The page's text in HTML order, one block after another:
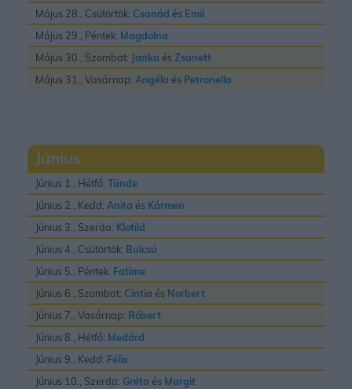
Május 28., Csütörtök: Csanád és Emil
Május 29., Péntek: Magdolna
Május 30., Szombat: Janka ésZsanett
Május 31., Vasárnap: Angéla és Petronella
Június
Június 1., Hétfő: Tünde
Június 2., Kedd: Anita és Kármen
Június 3., Szerda: Klotild
Június 4., Csütörtök: Bulcsú
Június 5., Péntek: Fatime
Június 6., Szombat: Cintia és Norbert
Június 7., Vasárnap: Róbert
Június 8., Hétfő: Medárd
Június 9., Kedd: Félix
Június 10., Szerda: Gréta és Margit